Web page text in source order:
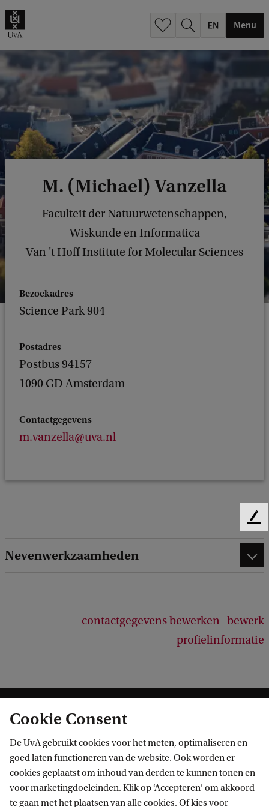
Menu
M. (Michael) Vanzella
Faculteit der Natuurwetenschappen,
Wiskunde en Informatica
Van 't Hoff Institute for Molecular Sciences
Bezoekadres
Science Park 904
Postadres
Postbus 94157
1090 GD Amsterdam
Contactgegevens
m.vanzella@uva.nl
Nevenwerkzaamheden
contactgegevens bewerken bewerk
profielinformatie
Informatie voor
Cookie Consent
De UvA gebruikt cookies voor het meten, optimaliseren en
goed laten functioneren van de website. Ook worden er
cookies geplaatst om inhoud van derden te kunnen tonen en
voor marketingdoeleinden. Klik op ‘Accepteren’ om akkoord
te gaan met het plaatsen van alle cookies. Of kies voor
F